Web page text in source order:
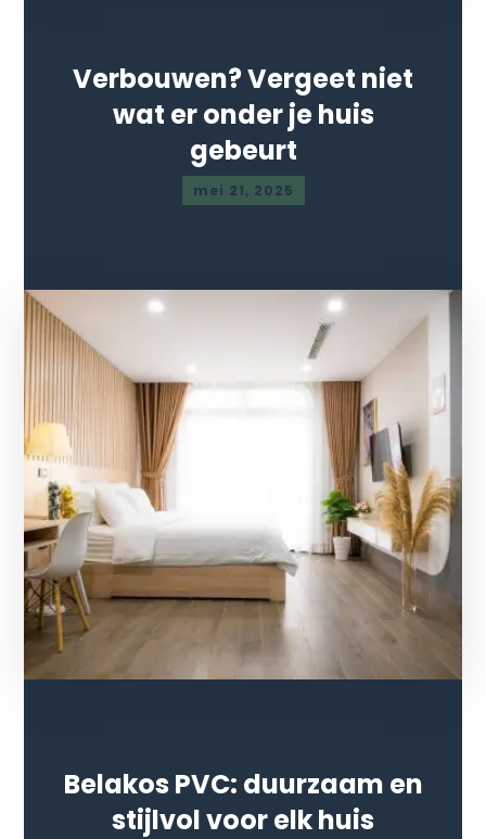
Verbouwen? Vergeet niet
wat er onder je huis
gebeurt
mei 21, 2025
Belakos PVC: duurzaam en
stijlvol voor elk huis